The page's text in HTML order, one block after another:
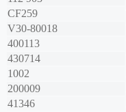
CF259
V30-80018
400113
430714
1002
200009
41346